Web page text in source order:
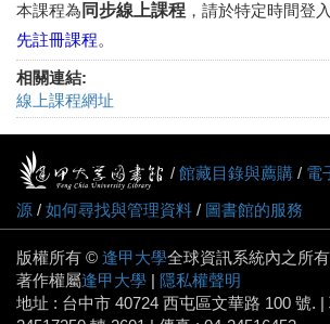
本課程為 同步線上課程 ，請於特定時間登
先註冊課程。
相關連結:
線上課程網址
/ 館藏目錄與薦購 / 電
源 / 如何尋找與管理資料 / 圖書館的服務
版權所有 © 逢甲大學全球資訊系統內之所
著作權屬逢甲大學 | 隱私權聲明
地址 : 台中市 40724 西屯區文華路 100 號. |